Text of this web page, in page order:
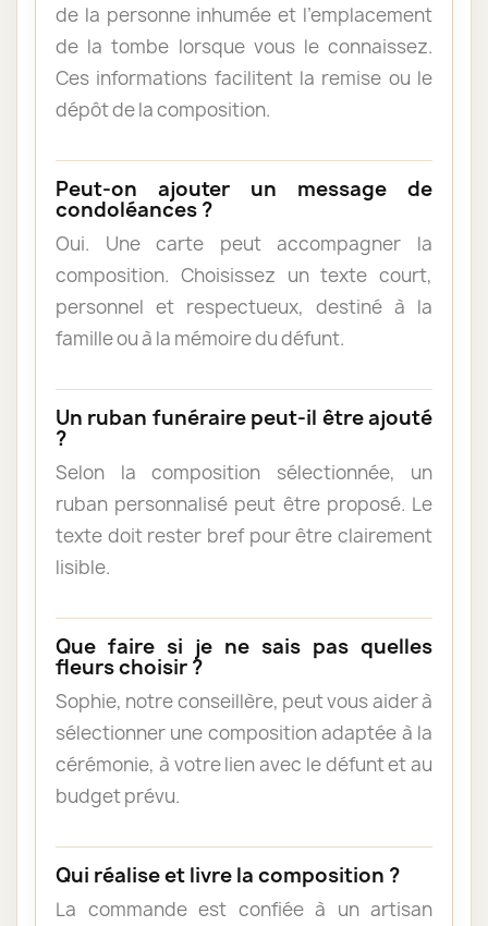
de la personne inhumée et l’emplacement
de la tombe lorsque vous le connaissez.
Ces informations facilitent la remise ou le
dépôt de la composition.
Peut-on ajouter un message de
condoléances ?
Oui. Une carte peut accompagner la
composition. Choisissez un texte court,
personnel et respectueux, destiné à la
famille ou à la mémoire du défunt.
Un ruban funéraire peut-il être ajouté
?
Selon la composition sélectionnée, un
ruban personnalisé peut être proposé. Le
texte doit rester bref pour être clairement
lisible.
Que faire si je ne sais pas quelles
fleurs choisir ?
Sophie, notre conseillère, peut vous aider à
sélectionner une composition adaptée à la
cérémonie, à votre lien avec le défunt et au
budget prévu.
Qui réalise et livre la composition ?
La commande est confiée à un artisan